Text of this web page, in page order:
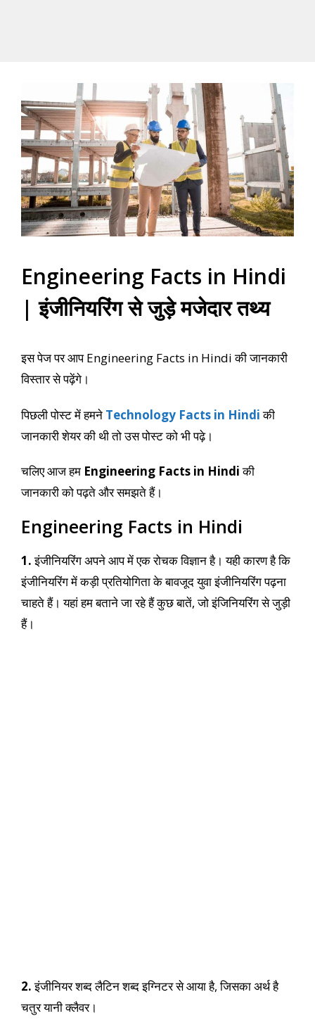
Engineering Facts in Hindi
| इंजीनियरिंग से जुड़े मजेदार तथ्य
इस पेज पर आप Engineering Facts in Hindi की जानकारी
विस्तार से पढ़ेंगे।
पिछली पोस्ट में हमने Technology Facts in Hindiकी
जानकारी शेयर की थी तो उस पोस्ट को भी पढ़े।
चलिए आज हम Engineering Facts in Hindiकी
जानकारी को पढ़ते और समझते हैं।
Engineering Facts in Hindi
1.इंजीनियरिंग अपने आप में एक रोचक विज्ञान है। यही कारण है कि
इंजीनियरिंग में कड़ी प्रतियोगिता के बावजूद युवा इंजीनियरिंग पढ़ना
चाहते हैं। यहां हम बताने जा रहे हैं कुछ बातें, जो इंजिनियरिंग से जुड़ी
हैं।
2.इंजीनियर शब्द लैटिन शब्द इग्निटर से आया है, जिसका अर्थ है
चतुर यानी क्लैवर।